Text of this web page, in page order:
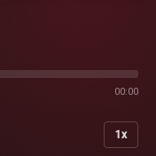
00:00
1x